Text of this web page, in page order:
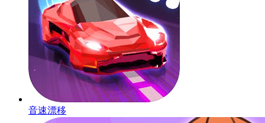
音速漂移